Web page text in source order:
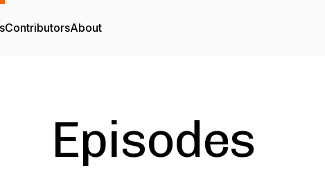
ContributorsAbout
Episodes